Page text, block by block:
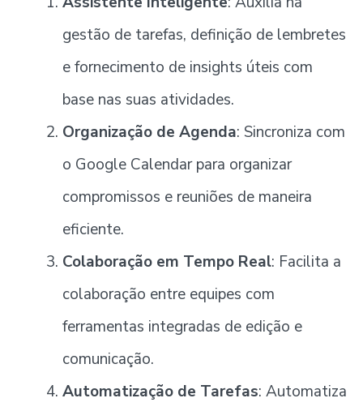
gestão de tarefas, definição de lembretes
e fornecimento de insights úteis com
base nas suas atividades.
Organização de Agenda: Sincroniza com
o Google Calendar para organizar
compromissos e reuniões de maneira
eficiente.
Colaboração em Tempo Real: Facilita a
colaboração entre equipes com
ferramentas integradas de edição e
comunicação.
Automatização de Tarefas: Automatiza